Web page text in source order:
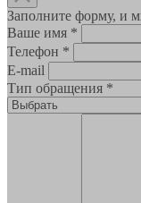
Заполните форму, и
Ваше имя *
Телефон *
E-mail
Тип обращения *